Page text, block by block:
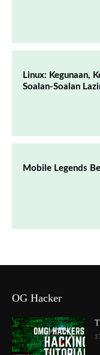
Linux: Kegunaan,
Soalan-Soalan
Mobile Legends
OG Hacker